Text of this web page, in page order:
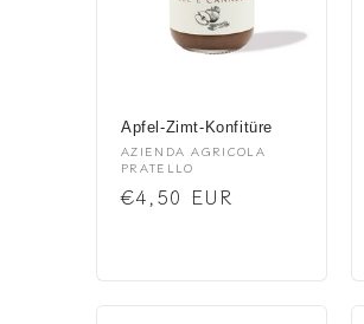
Apfel-Zimt-Konfitüre
Anbieter:
AZIENDA AGRICOLA
PRATELLO
Normaler
€4,50 EUR